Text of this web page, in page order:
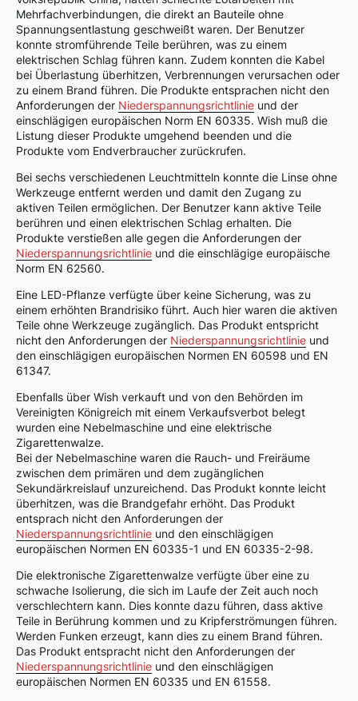
Mehrfachverbindungen, die direkt an Bauteile ohne
Spannungsentlastung geschweißt waren. Der Benutzer
konnte stromführende Teile berühren, was zu einem
elektrischen Schlag führen kann. Zudem konnten die Kabel
bei Überlastung überhitzen, Verbrennungen verursachen oder
zu einem Brand führen. Die Produkte entsprachen nicht den
Anforderungen der Niederspannungsrichtlinie und der
einschlägigen europäischen Norm EN 60335. Wish muß die
Listung dieser Produkte umgehend beenden und die
Produkte vom Endverbraucher zurückrufen.
Bei sechs verschiedenen Leuchtmitteln konnte die Linse ohne
Werkzeuge entfernt werden und damit den Zugang zu
aktiven Teilen ermöglichen. Der Benutzer kann aktive Teile
berühren und einen elektrischen Schlag erhalten. Die
Produkte verstießen alle gegen die Anforderungen der
Niederspannungsrichtlinie und die einschlägige europäische
Norm EN 62560.
Eine LED-Pflanze verfügte über keine Sicherung, was zu
einem erhöhten Brandrisiko führt. Auch hier waren die aktiven
Teile ohne Werkzeuge zugänglich. Das Produkt entspricht
nicht den Anforderungen der Niederspannungsrichtlinie und
den einschlägigen europäischen Normen EN 60598 und EN
61347.
Ebenfalls über Wish verkauft und von den Behörden im
Vereinigten Königreich mit einem Verkaufsverbot belegt
wurden eine Nebelmaschine und eine elektrische
Zigarettenwalze.
Bei der Nebelmaschine waren die Rauch- und Freiräume
zwischen dem primären und dem zugänglichen
Sekundärkreislauf unzureichend. Das Produkt konnte leicht
überhitzen, was die Brandgefahr erhöht. Das Produkt
entsprach nicht den Anforderungen der
Niederspannungsrichtlinie und den einschlägigen
europäischen Normen EN 60335-1 und EN 60335-2-98.
Die elektronische Zigarettenwalze verfügte über eine zu
schwache Isolierung, die sich im Laufe der Zeit auch noch
verschlechtern kann. Dies konnte dazu führen, dass aktive
Teile in Berührung kommen und zu Kripferströmungen führen.
Werden Funken erzeugt, kann dies zu einem Brand führen.
Das Produkt entspracht nicht den Anforderungen der
Niederspannungsrichtlinie und den einschlägigen
europäischen Normen EN 60335 und EN 61558.